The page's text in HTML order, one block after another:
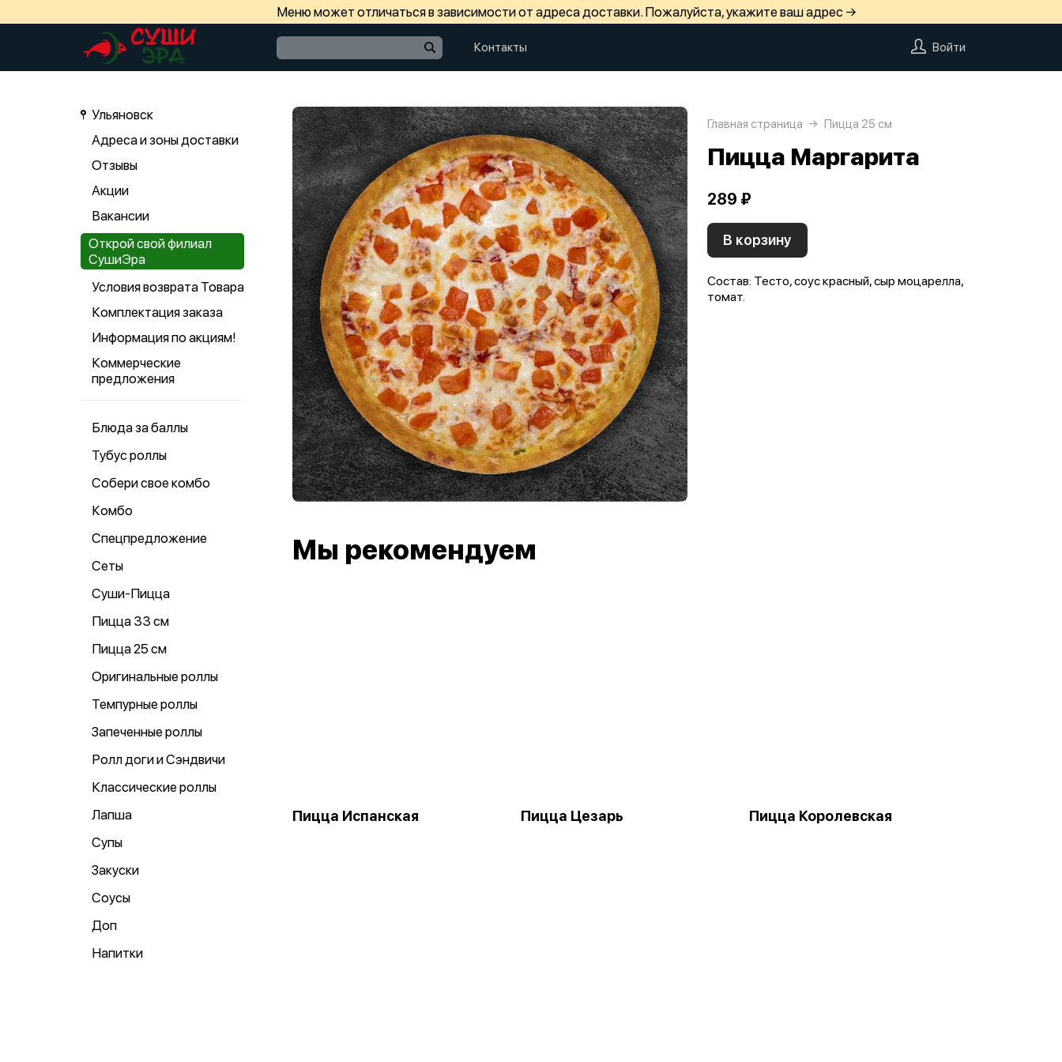
Меню может отличаться в зависимости от адреса доставки. Пожалуйста, укажите ваш адрес →
Контакты Войти
Ульяновск
Адреса и зоны доставки
Отзывы
Акции
Вакансии
Открой свой филиал
СушиЭра
Условия возврата Товара
Комплектация заказа
Информация по акциям!
Коммерческие
предложения
Блюда за баллы
Тубус роллы
Собери свое комбо
Комбо
Спецпредложение
Сеты
Суши-Пицца
Пицца 33 см
Пицца 25 см
Оригинальные роллы
Темпурные роллы
Запеченные роллы
Ролл доги и Сэндвичи
Классические роллы
Лапша
Супы
Закуски
Соусы
Доп
Напитки
Главная страница Пицца 25 см
Пицца Маргарита
289 ₽
В корзину
Состав: Тесто, соус красный, сыр моцарелла,
томат.
Мы рекомендуем
Пицца Испанская Пицца Цезарь Пицца Королевская